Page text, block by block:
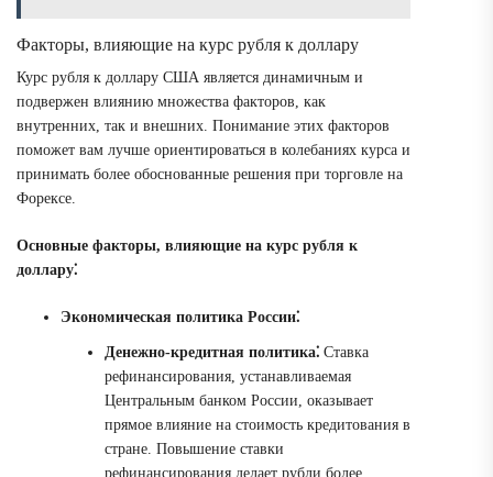
Факторы, влияющие на курс рубля к доллару
Курс рубля к доллару США является динамичным и
подвержен влиянию множества факторов, как
внутренних, так и внешних. Понимание этих факторов
поможет вам лучше ориентироваться в колебаниях курса и
принимать более обоснованные решения при торговле на
Форексе.
Основные факторы, влияющие на курс рубля к
доллару⁚
Экономическая политика России⁚
Денежно-кредитная политика⁚ Ставка
рефинансирования, устанавливаемая
Центральным банком России, оказывает
прямое влияние на стоимость кредитования в
стране. Повышение ставки
рефинансирования делает рубли более